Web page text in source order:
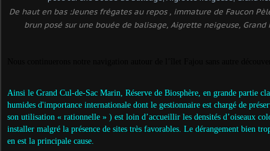
De haut en bas :Jeunes frégates au repos , immature de Faucon
brun posé sur une bouée de balisage, Aigrette neigeuse, Grand
Ainsi le Grand Cul-de-Sac Marin, Réserve de Biosphère, en grande partie
humides d'importance internationale dont le gestionnaire est chargé de
son utilisation « rationnelle » ) est loin d’accueillir les densités d’oiseaux
installer malgré la présence de sites très favorables. Le dérangement bien
en est la principale cause.